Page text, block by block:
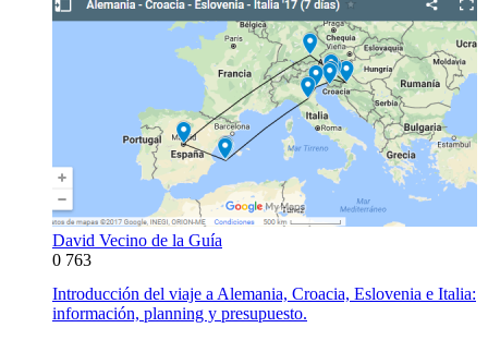
David Vecino de la Guía
0 763
Introducción del viaje a Alemania, Croacia, Eslovenia e Italia:
información, planning y presupuesto.